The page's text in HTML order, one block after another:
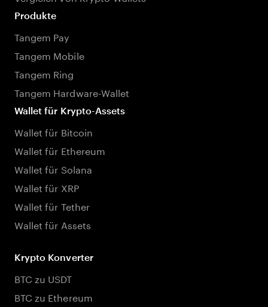
Produkte
Tangem Pay
Tangem Mobile
Tangem Ring
Tangem Hardware-Wallet
Wallet für Krypto-Assets
Wallet für Bitcoin
Wallet für Ethereum
Wallet für Solana
Wallet für XRP
Wallet für Tether
Wallet für Assets
Krypto Konverter
BTC zu USDT
BTC zu Ethereum